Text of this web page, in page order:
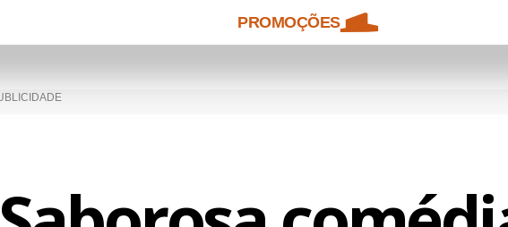
PROMOÇÕES